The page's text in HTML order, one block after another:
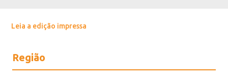
Leia a edição impressa
Região